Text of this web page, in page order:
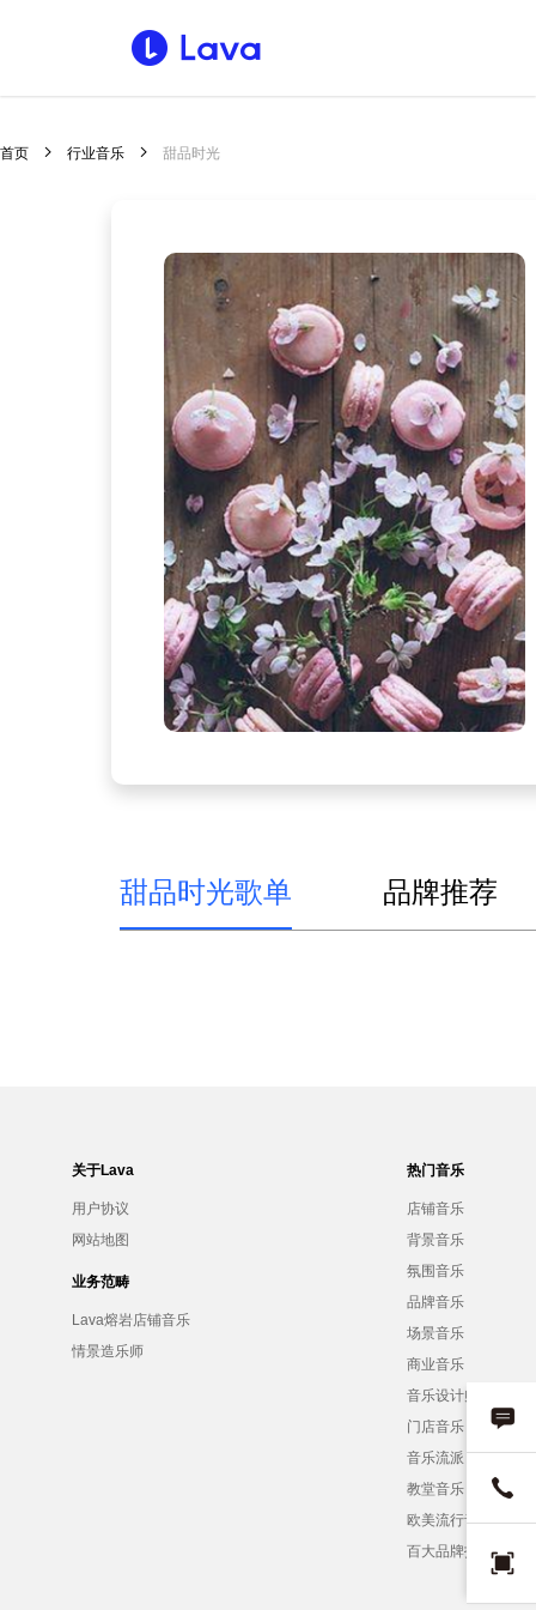
首页 行业音乐 甜品时光
甜品时光歌单 品牌推荐
关于Lava
用户协议
网站地图
业务范畴
Lava熔岩店铺音乐
情景造乐师
热门音乐
店铺音乐
背景音乐
氛围音乐
品牌音乐
场景音乐
商业音乐
音乐设计师
门店音乐
音乐流派
教堂音乐
欧美流行音乐
百大品牌招募